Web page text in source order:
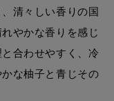
清々しい香りの国
やかな香りを感じ
合わせやすく、冷
な柚子と青じその